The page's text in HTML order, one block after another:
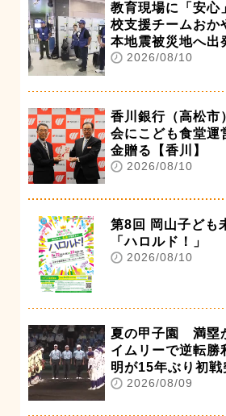
教育現場に「安
校支援チームおか
本地震被災地へ出
2026/08/10
香川銀行（高松市
会にこども食堂運
金贈る【香川】
2026/08/10
第8回 岡山子ども
「ハロルド！」
2026/08/10
夏の甲子園 満塁
イムリーで逆転勝
明が15年ぶり初戦
2026/08/09